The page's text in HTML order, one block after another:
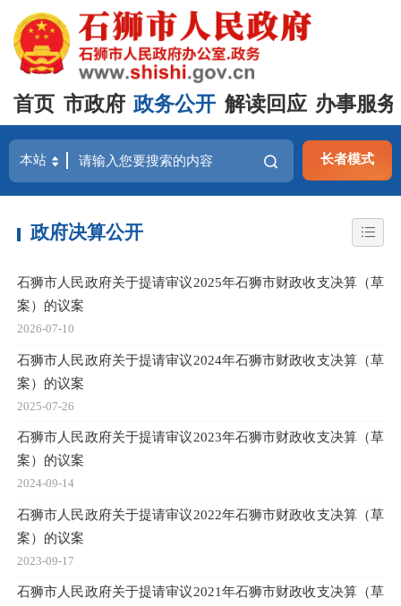
首页 市政府 政务公开 解读回应 办事服务
长者模式
政府决算公开
石狮市人民政府关于提请审议2025年石狮市财政收支决算（草
案）的议案
2026-07-10
石狮市人民政府关于提请审议2024年石狮市财政收支决算（草
案）的议案
2025-07-26
石狮市人民政府关于提请审议2023年石狮市财政收支决算（草
案）的议案
2024-09-14
石狮市人民政府关于提请审议2022年石狮市财政收支决算（草
案）的议案
2023-09-17
石狮市人民政府关于提请审议2021年石狮市财政收支决算（草